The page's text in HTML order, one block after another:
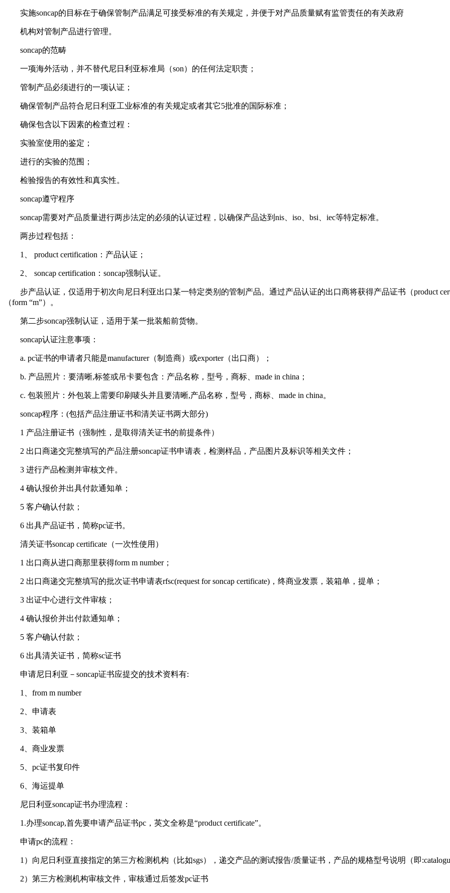
实施soncap的目标在于确保管制产品满足可接受标准的有关规定，并便于对产品质量赋有监管责任的有关政府
机构对管制产品进行管理。
soncap的范畴
一项海外活动，并不替代尼日利亚标准局（son）的任何法定职责；
管制产品必须进行的一项认证；
确保管制产品符合尼日利亚工业标准的有关规定或者其它5批准的国际标准；
确保包含以下因素的检查过程：
实验室使用的鉴定；
进行的实验的范围；
检验报告的有效性和真实性。
soncap遵守程序
soncap需要对产品质量进行两步法定的必须的认证过程，以确保产品达到nis、iso、bsi、iec等特定标准。
两步过程包括：
1、 product certification：产品认证；
2、 soncap certification：soncap强制认证。
步产品认证，仅适用于初次向尼日利亚出口某一特定类别的管制产品。通过产品认证的出口商将获得产品证书（product
（form “m”）。
第二步soncap强制认证，适用于某一批装船前货物。
soncap认证注意事项：
a. pc证书的申请者只能是manufacturer（制造商）或exporter（出口商）；
b. 产品照片：要清晰,标签或吊卡要包含：产品名称，型号，商标、made in china；
c. 包装照片：外包装上需要印刷唛头并且要清晰,产品名称，型号，商标、made in china。
soncap程序：(包括产品注册证书和清关证书两大部分)
1 产品注册证书（强制性，是取得清关证书的前提条件）
2 出口商递交完整填写的产品注册soncap证书申请表，检测样品，产品图片及标识等相关文件；
3 进行产品检测并审核文件。
4 确认报价并出具付款通知单；
5 客户确认付款；
6 出具产品证书，简称pc证书。
清关证书soncap certificate（一次性使用）
1 出口商从进口商那里获得form m number；
2 出口商递交完整填写的批次证书申请表rfsc(request for soncap certificate)，终商业发票，装箱单，提单；
3 出证中心进行文件审核；
4 确认报价并出付款通知单；
5 客户确认付款；
6 出具清关证书，简称sc证书
申请尼日利亚－soncap证书应提交的技术资料有:
1、from m number
2、申请表
3、装箱单
4、商业发票
5、pc证书复印件
6、海运提单
尼日利亚soncap证书办理流程：
1.办理soncap,首先要申请产品证书pc，英文全称是“product certificate”。
申请pc的流程：
1）向尼日利亚直接指定的第三方检测机构（比如sgs），递交产品的测试报告/质量证书，产品的规格型号说明（即
2）第三方检测机构审核文件，审核通过后签发pc证书